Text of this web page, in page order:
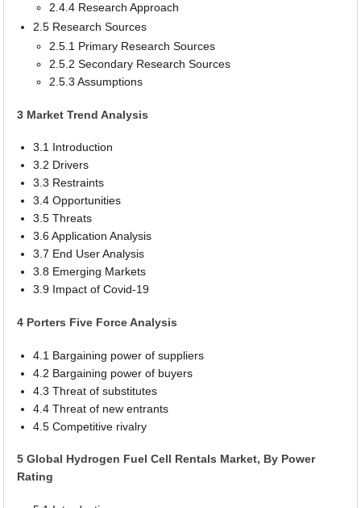
2.4.4 Research Approach
2.5 Research Sources
2.5.1 Primary Research Sources
2.5.2 Secondary Research Sources
2.5.3 Assumptions
3 Market Trend Analysis
3.1 Introduction
3.2 Drivers
3.3 Restraints
3.4 Opportunities
3.5 Threats
3.6 Application Analysis
3.7 End User Analysis
3.8 Emerging Markets
3.9 Impact of Covid-19
4 Porters Five Force Analysis
4.1 Bargaining power of suppliers
4.2 Bargaining power of buyers
4.3 Threat of substitutes
4.4 Threat of new entrants
4.5 Competitive rivalry
5 Global Hydrogen Fuel Cell Rentals Market, By Power
Rating